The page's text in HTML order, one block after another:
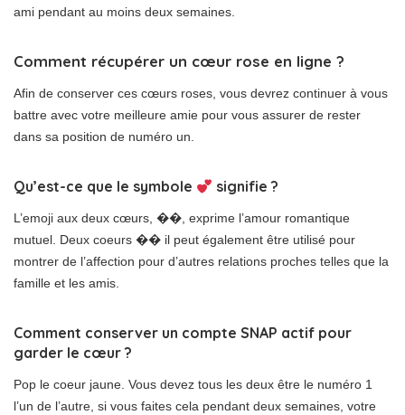
ami pendant au moins deux semaines.
Comment récupérer un cœur rose en ligne ?
Afin de conserver ces cœurs roses, vous devrez continuer à vous
battre avec votre meilleure amie pour vous assurer de rester
dans sa position de numéro un.
Qu’est-ce que le symbole signifie ?
L’emoji aux deux cœurs, ��, exprime l’amour romantique
mutuel. Deux coeurs �� il peut également être utilisé pour
montrer de l’affection pour d’autres relations proches telles que la
famille et les amis.
Comment conserver un compte SNAP actif pour
garder le cœur ?
Pop le coeur jaune. Vous devez tous les deux être le numéro 1
l’un de l’autre, si vous faites cela pendant deux semaines, votre